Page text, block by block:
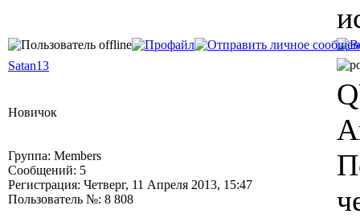
Satan13
Новичок
Группа: Members
Сообщений: 5
Регистрация: Четверг, 11 Апреля 2013, 15:47
Пользователь №: 8 808